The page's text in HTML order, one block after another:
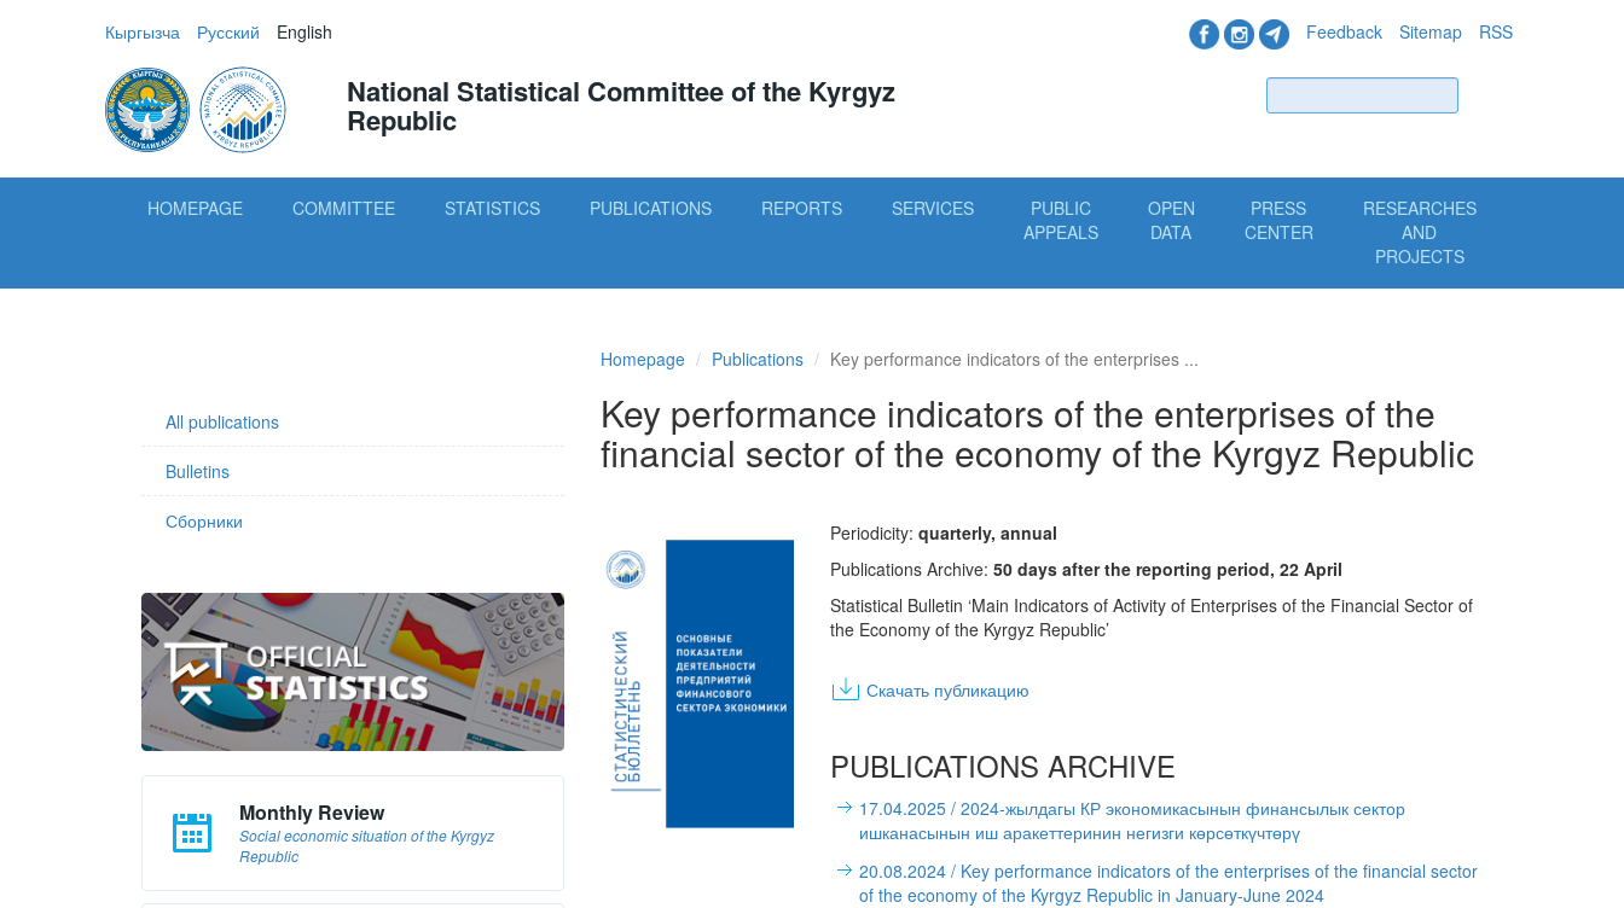
Кыргызча Русский English Feedback Sitemap RSS
National Statistical Committee of the Kyrgyz
Republic
HOMEPAGE COMMITTEE STATISTICS PUBLICATIONS REPORTS SERVICES
PUBLIC
APPEALS
OPEN
DATA
PRESS
CENTER
RESEARCHES
AND
PROJECTS
All publications
Bulletins
Сборники
Monthly Review
Social economic situation of the Kyrgyz
Republic
Homepage Publications Key performance indicators of the enterprises ...
Key performance indicators of the enterprises of the
financial sector of the economy of the Kyrgyz Republic
Periodicity: quarterly, annual
Publications Archive: 50 days after the reporting period, 22 April
Statistical Bulletin ‘Main Indicators of Activity of Enterprises of the Financial Sector of
the Economy of the Kyrgyz Republic’
Скачать публикацию
PUBLICATIONS ARCHIVE
17.04.2025 / 2024-жылдагы КР экономикасынын финансылык сектор
ишканасынын иш аракеттеринин негизги көрсөткүчтөрү
20.08.2024 / Key performance indicators of the enterprises of the financial sector
of the economy of the Kyrgyz Republic in January-June 2024